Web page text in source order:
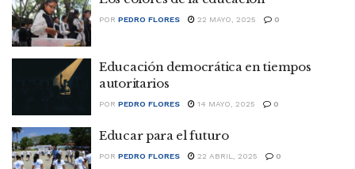
POR PEDRO FLORES 22 MAYO, 2025 0
Educación democrática en tiempos
autoritarios
POR PEDRO FLORES 14 MAYO, 2025 0
Educar para el futuro
POR PEDRO FLORES 22 ABRIL, 2025 0